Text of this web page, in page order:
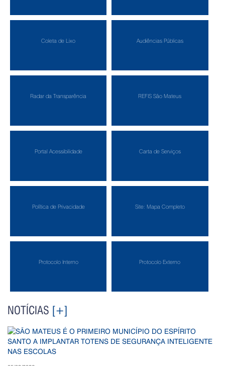
Coleta de Lixo Audiências Públicas
Radar da Transparência REFIS São Mateus
Portal Acessibilidade Carta de Serviços
Política de Privacidade Site: Mapa Completo
Protocolo Interno Protocolo Externo
NOTÍCIAS [+]